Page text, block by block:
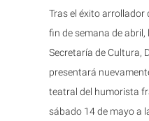
Tras el éxito arrollador
fin de semana de
Secretaría de Cultura,
presentará
teatral del humorista
sábado 14 de mayo a